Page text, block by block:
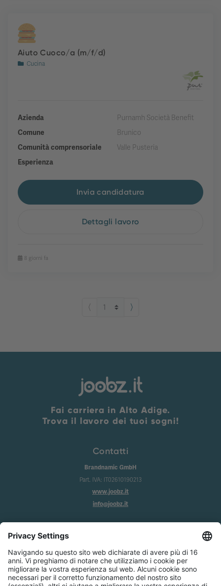
Aiuto Cuoco/a (m/f/d)
Cucina
Azienda
Purnamh Società Benefit
Comune
Brunico
Comunità comprensoriale
Valle Pusteria
Esperienza
Invia candidatura
Dettagli lavoro
8 giorni fa
⟨ ⟩
Fai carriera in Alto Adige.
Trova il lavoro dei tuoi sogni!
Contatti
Brandnamic GmbH
Part. IVA: IT02610190213
www.joobz.it
info@joobz.it
Privacy
Condizioni generali
Impostazione dei cookie